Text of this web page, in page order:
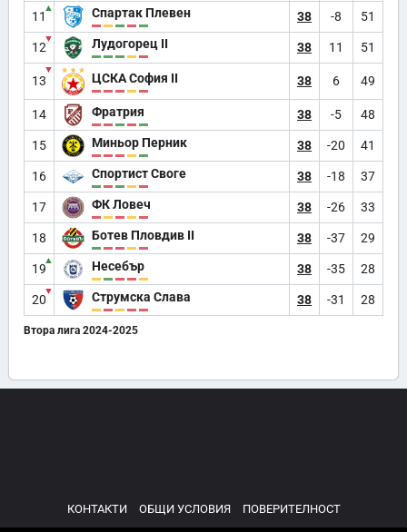
11
▲ Спартак Плевен 38 -8 51
12
▼ Лудогорец II 38 11 51
13
▼
ЦСКА София II 38 6 49
14 Фратрия 38 -5 48
15 Миньор Перник 38 -20 41
16 Спортист Своге 38 -18 37
17 ФК Ловеч 38 -26 33
18 Ботев Пловдив II 38 -37 29
19
▲ Несебър 38 -35 28
20
▼ Струмска Слава 38 -31 28
Втора лига 2024-2025
КОНТАКТИ ОБЩИ УСЛОВИЯ ПОВЕРИТЕЛНОСТ